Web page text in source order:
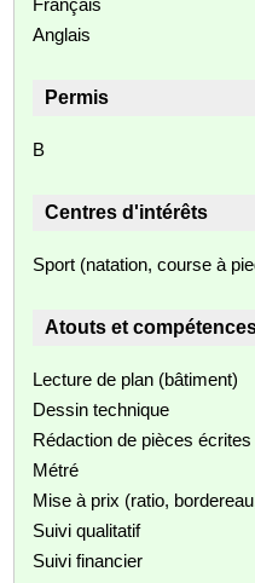
Anglais
Permis
B
Centres d'intérêts
Sport (natation, course à
Atouts et
Lecture de plan (bâtiment)
Dessin technique
Rédaction de pièces écrites
Métré
Mise à prix (ratio,
Suivi qualitatif
Suivi financier